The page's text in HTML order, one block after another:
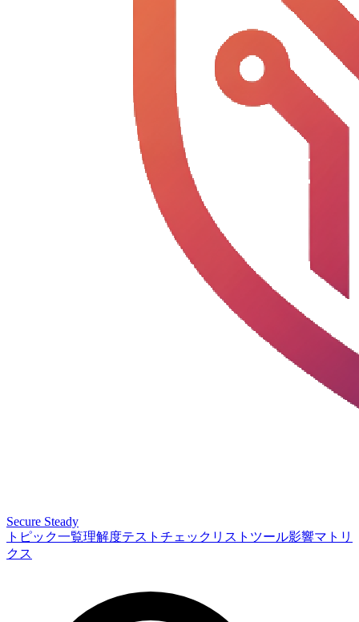
Secure Steady
トピック一覧理解度テスト チェックリスト ツール影響マトリ
クス